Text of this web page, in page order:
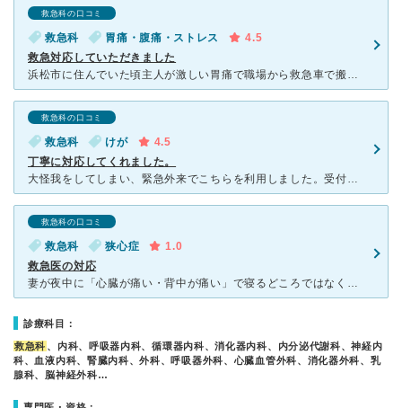
救急科の口コミ
救急科 胃痛・腹痛・ストレス
4.5
救急対応していただきました
浜松市に住んでいた頃主人が激しい胃痛で職場から救急車で搬送されました。 受付はスムーズで全くの初診でしたが親切に誘導していただきました。 救急の看護師さんからは適切な説明をしていただきました 主
救急科の口コミ
救急科 けが
4.5
丁寧に対応してくれました。
大怪我をしてしまい、緊急外来でこちらを利用しました。受付の方は少し無愛想かなと正直思いましたが、救急科に行くと、とても親切に対応してくださいました。緊急にもかかわらず、丁寧に説明してくださり、どのくら
救急科の口コミ
救急科 狭心症
1.0
救急医の対応
妻が夜中に「心臓が痛い・背中が痛い」で寝るどころではなくなり、ネットで調べてみると、一刻も早く医療機関に行くか、救急車を呼ぶレベルとの事。明け方午前４時だったので「浜松医師会 夜間救急」にすぐさま電話
診療科目：
救急科 、内科、呼吸器内科、循環器内科、消化器内科、内分泌代謝科、神経内
科、血液内科、腎臓内科、外科、呼吸器外科、心臓血管外科、消化器外科、乳
腺科、脳神経外科…